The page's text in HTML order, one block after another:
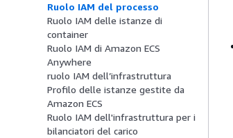
Ruolo IAM del processo
Ruolo IAM delle istanze di
container
Ruolo IAM di Amazon ECS
Anywhere
ruolo IAM dell’infrastruttura
Profilo delle istanze gestite da
Amazon ECS
Ruolo IAM dell'infrastruttura per i
bilanciatori del carico